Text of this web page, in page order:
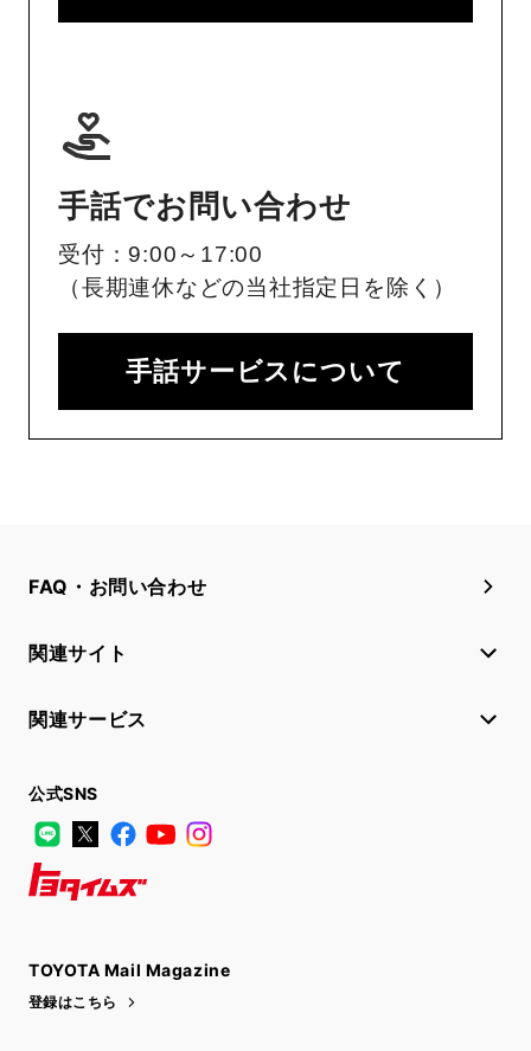
手話でお問い合わせ
受付：9:00～17:00
（長期連休などの当社指定日を除く）
手話サービスについて
FAQ・お問い合わせ
関連サイト
関連サービス
公式SNS
LINE
X FacebookYouTube
TOYOTA Mail Magazine
登録はこちら